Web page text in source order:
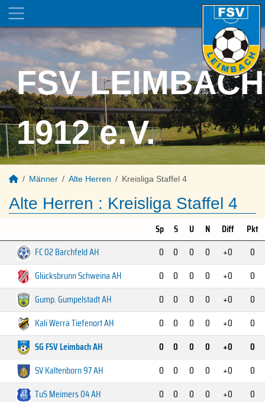
FSV LEIMBACH
1912 e.V.
Männer Alte Herren Kreisliga Staffel 4
Alte Herren : Kreisliga Staffel 4
Sp S U N Diff
Pkt
FC 02 Barchfeld AH
0 0 0 0 +0
0
Glücksbrunn Schweina AH
0 0 0 0 +0
0
Gump. Gumpelstadt AH
0 0 0 0 +0
0
Kali Werra Tiefenort AH
0 0 0 0 +0
0
SG FSV Leimbach AH
0 0 0 0 +0
0
SV Kaltenborn 97 AH
0 0 0 0 +0
0
TuS Meimers 04 AH
0 0 0 0 +0
0